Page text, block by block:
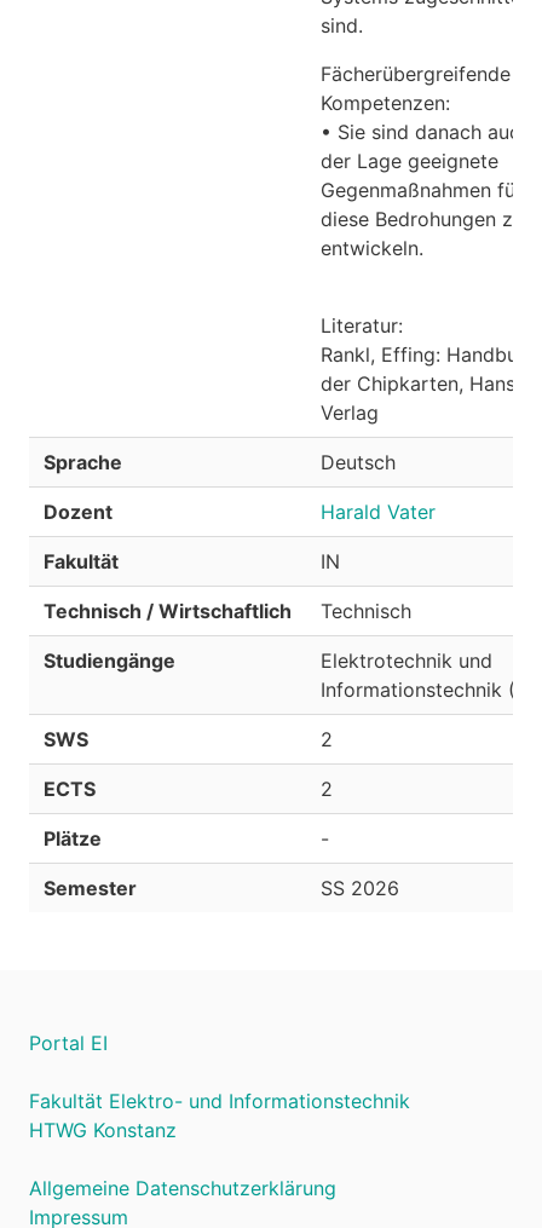
sind.
Fächerübergreifende
Kompetenzen:
• Sie sind danach auch
der Lage geeignete
Gegenmaßnahmen für
diese Bedrohungen zu
entwickeln.
Literatur:
Rankl, Effing: Handbuch
der Chipkarten, Hanser
Verlag
Sprache Deutsch
Dozent Harald Vater
Fakultät IN
Technisch / Wirtschaftlich Technisch
Studiengänge
Elektrotechnik und
Informationstechnik
SWS 2
ECTS 2
Plätze -
Semester SS 2026
Portal EI
Fakultät Elektro- und Informationstechnik
HTWG Konstanz
Allgemeine Datenschutzerklärung
Impressum